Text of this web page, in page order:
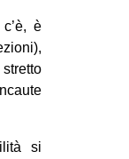
è
si